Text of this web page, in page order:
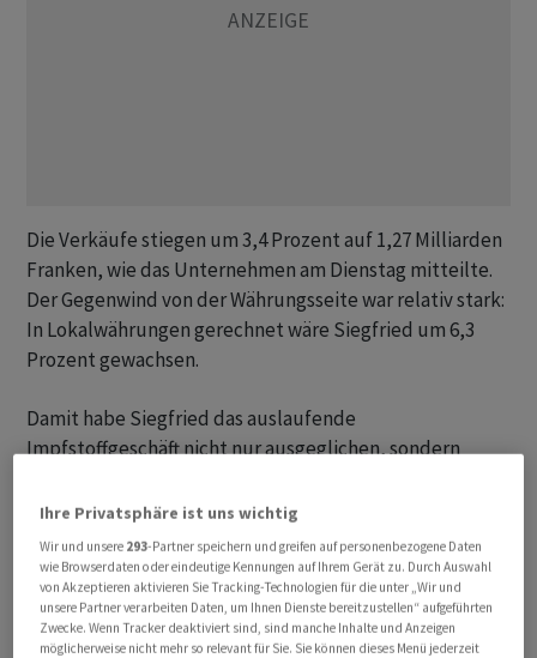
Die Verkäufe stiegen um 3,4 Prozent auf 1,27 Milliarden
Franken, wie das Unternehmen am Dienstag mitteilte.
Der Gegenwind von der Währungsseite war relativ stark:
In Lokalwährungen gerechnet wäre Siegfried um 6,3
Prozent gewachsen.
Damit habe Siegfried das auslaufende
Impfstoffgeschäft nicht nur ausgeglichen, sondern
Communiqué fest. Drug Products, hier ist die
Herstellung von Tabletten und die sterile Abfüllung
von Arzneimitteln angesiedelt, sei etwa ohne Impfstoffe
im mittleren bis hohen einstelligen Prozentbereich
gewachsen.
Ihre Privatsphäre ist uns wichtig
Wir und unsere 293-Partner speichern und greifen auf personenbezogene Daten
wie Browserdaten oder eindeutige Kennungen auf Ihrem Gerät zu. Durch Auswahl
von Akzeptieren aktivieren Sie Tracking-Technologien für die unter „Wir und
unsere Partner verarbeiten Daten, um Ihnen Dienste bereitzustellen“ aufgeführten
Zwecke. Wenn Tracker deaktiviert sind, sind manche Inhalte und Anzeigen
möglicherweise nicht mehr so relevant für Sie. Sie können dieses Menü jederzeit